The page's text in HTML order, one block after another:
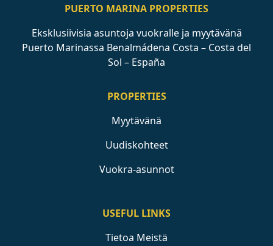
PUERTO MARINA PROPERTIES
Eksklusiivisia asuntoja vuokralle ja myytävänä
Puerto Marinassa Benalmádena Costa – Costa del
Sol – España
PROPERTIES
Myytävänä
Uudiskohteet
Vuokra-asunnot
USEFUL LINKS
Tietoa Meistä